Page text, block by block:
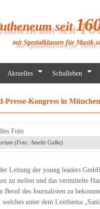
utheneum seit
mit Spezialklassen für Musik
Aktuelles Schulleben
Kongress in München
(Foto: Amelie Galke)
Leitung der young leaders
zu stellen und das vermittelte
des Journalisten zu
unter dem Leitthema